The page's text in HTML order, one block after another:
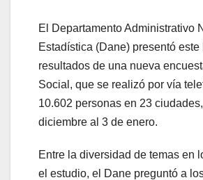
El Departamento Administrativo
Estadística (Dane) presentó
resultados de una nueva
Social, que se realizó por vía
10.602 personas en 23
diciembre al 3 de enero.
Entre la diversidad de temas en
el estudio, el Dane preguntó a